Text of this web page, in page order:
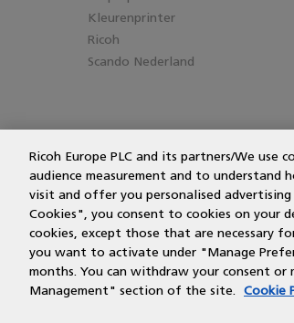
Kleurenprinter
Ricoh
Scando Nederland
Ricoh Europe PLC and its partners/We
audience measurement and to understand
visit and offer you personalised
Cookies", you consent to cookies on your
cookies, except those that are necessary
you want to activate under "Manage
months. You can withdraw your consent
Management" section of the site. Cookie